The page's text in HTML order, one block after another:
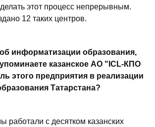
этот процесс непрерывным.
12 таких центров.
информатизации образования,
казанское АО "ICL-КПО
этого предприятия в реализации
Татарстана?
работали с десятком казанских